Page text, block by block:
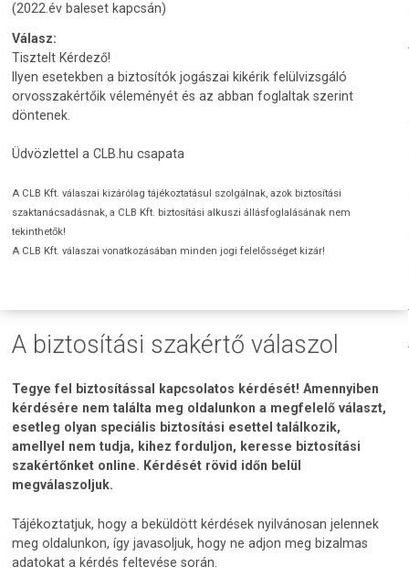
(2022.év baleset kapcsán)
Válasz:
Tisztelt Kérdező!
Ilyen esetekben a biztosítók jogászai kikérik felülvizsgáló
orvosszakértőik véleményét és az abban foglaltak szerint
döntenek.
Üdvözlettel a CLB.hu csapata
A CLB Kft. válaszai kizárólag tájékoztatásul szolgálnak, azok biztosítási
szaktanácsadásnak, a CLB Kft. biztosítási alkuszi állásfoglalásának nem
tekinthetők!
A CLB Kft. válaszai vonatkozásában minden jogi felelősséget kizár!
A biztosítási szakértő válaszol
Tegye fel biztosítással kapcsolatos kérdését! Amennyiben
kérdésére nem találta meg oldalunkon a megfelelő választ,
esetleg olyan speciális biztosítási esettel találkozik,
amellyel nem tudja, kihez forduljon, keresse biztosítási
szakértőnket online. Kérdését rövid időn belül
megválaszoljuk.
Tájékoztatjuk, hogy a beküldött kérdések nyilvánosan jelennek
meg oldalunkon, így javasoljuk, hogy ne adjon meg bizalmas
adatokat a kérdés feltevése során.